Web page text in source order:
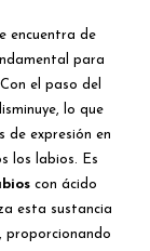
encuentra de
para
el paso del
lo que
de expresión en
los labios. Es
con ácido
esta sustancia
proporcionando